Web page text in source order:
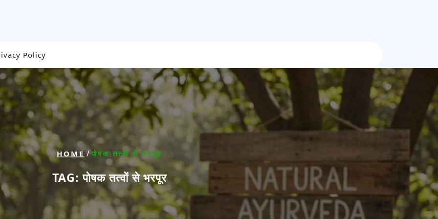
Policy
HOME/पोषक तत्वों से भरपूर
TAG:पोषक तत्वों से भरपूर